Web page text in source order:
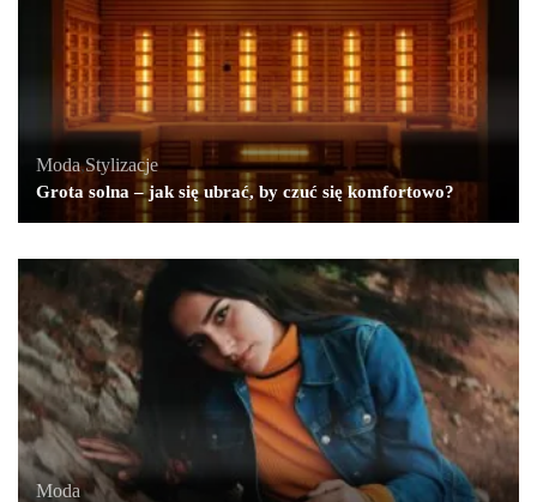
Moda,Stylizacje
Grota solna – jak się ubrać, by czuć się komfortowo?
Moda